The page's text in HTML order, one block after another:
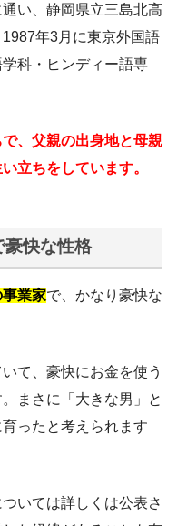
い、静岡県立三島北高
年3月に東京外国語
科・ヒンディー語専
、父親の出身地と母親
立ちをしています。
豪快な性格
業家で、かなり豪快な
て、豪快にお金を使う
まさに「大きな男」と
ったと考えられます
いては詳しくは公表さ